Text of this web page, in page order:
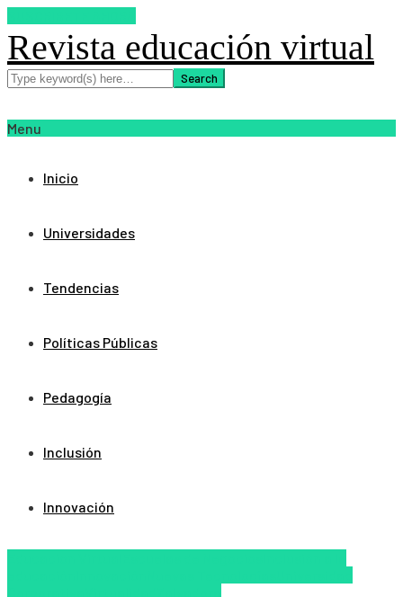
Revista educación virtual
Menu
Inicio
Universidades
Tendencias
Políticas Públicas
Pedagogía
Inclusión
Innovación